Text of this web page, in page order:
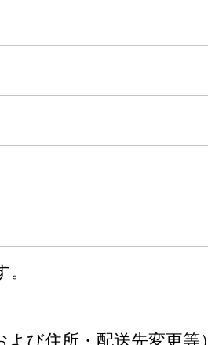
び住所・配送先変更